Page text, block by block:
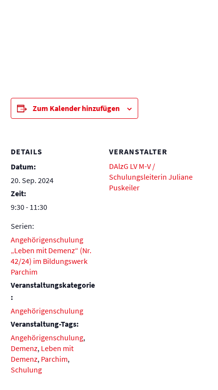
Zum Kalender hinzufügen
DETAILS
Datum:
20. Sep. 2024
Zeit:
9:30 - 11:30
Serien:
Angehörigenschulung
„Leben mit Demenz“ (Nr.
42/24) im Bildungswerk
Parchim
Veranstaltungskategorie
:
Angehörigenschulung
Veranstaltung-Tags:
Angehörigenschulung,
Demenz, Leben mit
Demenz, Parchim,
Schulung
VERANSTALTER
DAlzG LV M-V /
Schulungsleiterin Juliane
Puskeiler